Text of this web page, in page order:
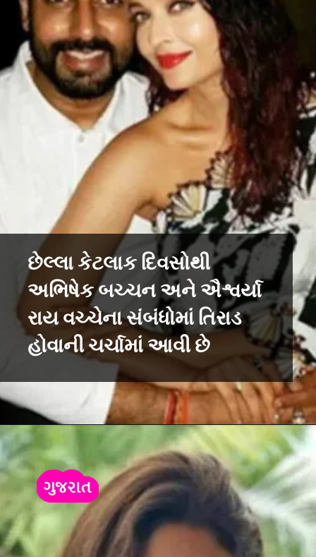
છેલ્લા કેટલાક દિવસોથી
અભિષેક બચ્ચન અને ઐશ્વર્યા
રાય વચ્ચેના સંબંધોમાં તિરાડ
હોવાની ચર્ચામાં આવી છે